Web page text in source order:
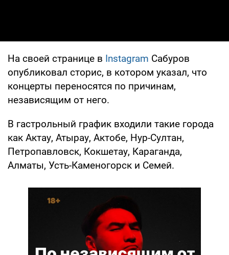
На своей странице в Instagram Сабуров
опубликовал сторис, в котором указал, что
концерты переносятся по причинам,
независящим от него.
В гастрольный график входили такие города
как Актау, Атырау, Актобе, Нур-Султан,
Петропавловск, Кокшетау, Караганда,
Алматы, Усть-Каменогорск и Семей.